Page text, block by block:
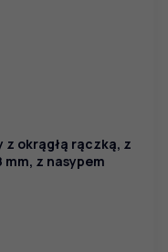
okrągłą rączką, z
mm, z nasypem